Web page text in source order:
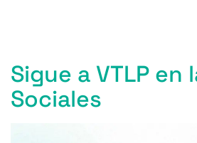
Sigue a VTLP en
Sociales